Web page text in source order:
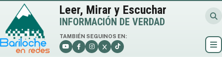
Leer, Mirar y Escuchar
INFORMACIÓN DE VERDAD
TAMBIÉN SEGUINOS EN: